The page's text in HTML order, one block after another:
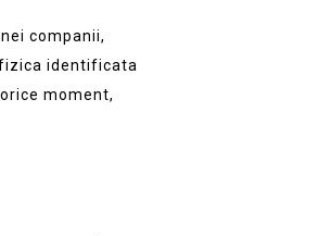
companii,
identificata
moment,